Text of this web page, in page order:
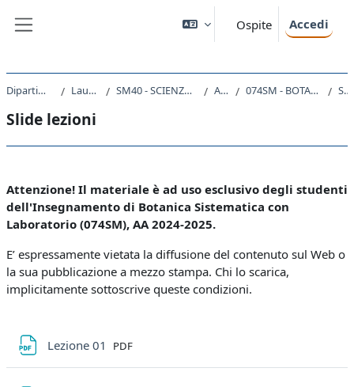
Ospite Accedi
Dipartimento di Scienze della Vita Laurea triennale (DM270) SM40 - SCIENZE E TECNOLOGIE PER L'AMBIENTE E LA NATURA A.A. 2024 - 2025 074SM - BOTANICA SISTEMATICA CON LABORATORIO 2024 Slide lezioni
Slide lezioni
Schema della sezione
Attenzione! Il materiale è ad uso esclusivo degli studenti
dell'Insegnamento di Botanica Sistematica con
Laboratorio (074SM), AA 2024-2025.
E’ espressamente vietata la diffusione del contenuto sul Web o
la sua pubblicazione a mezzo stampa. Chi lo scarica,
implicitamente sottoscrive queste condizioni.
Lezione 01 File
PDF